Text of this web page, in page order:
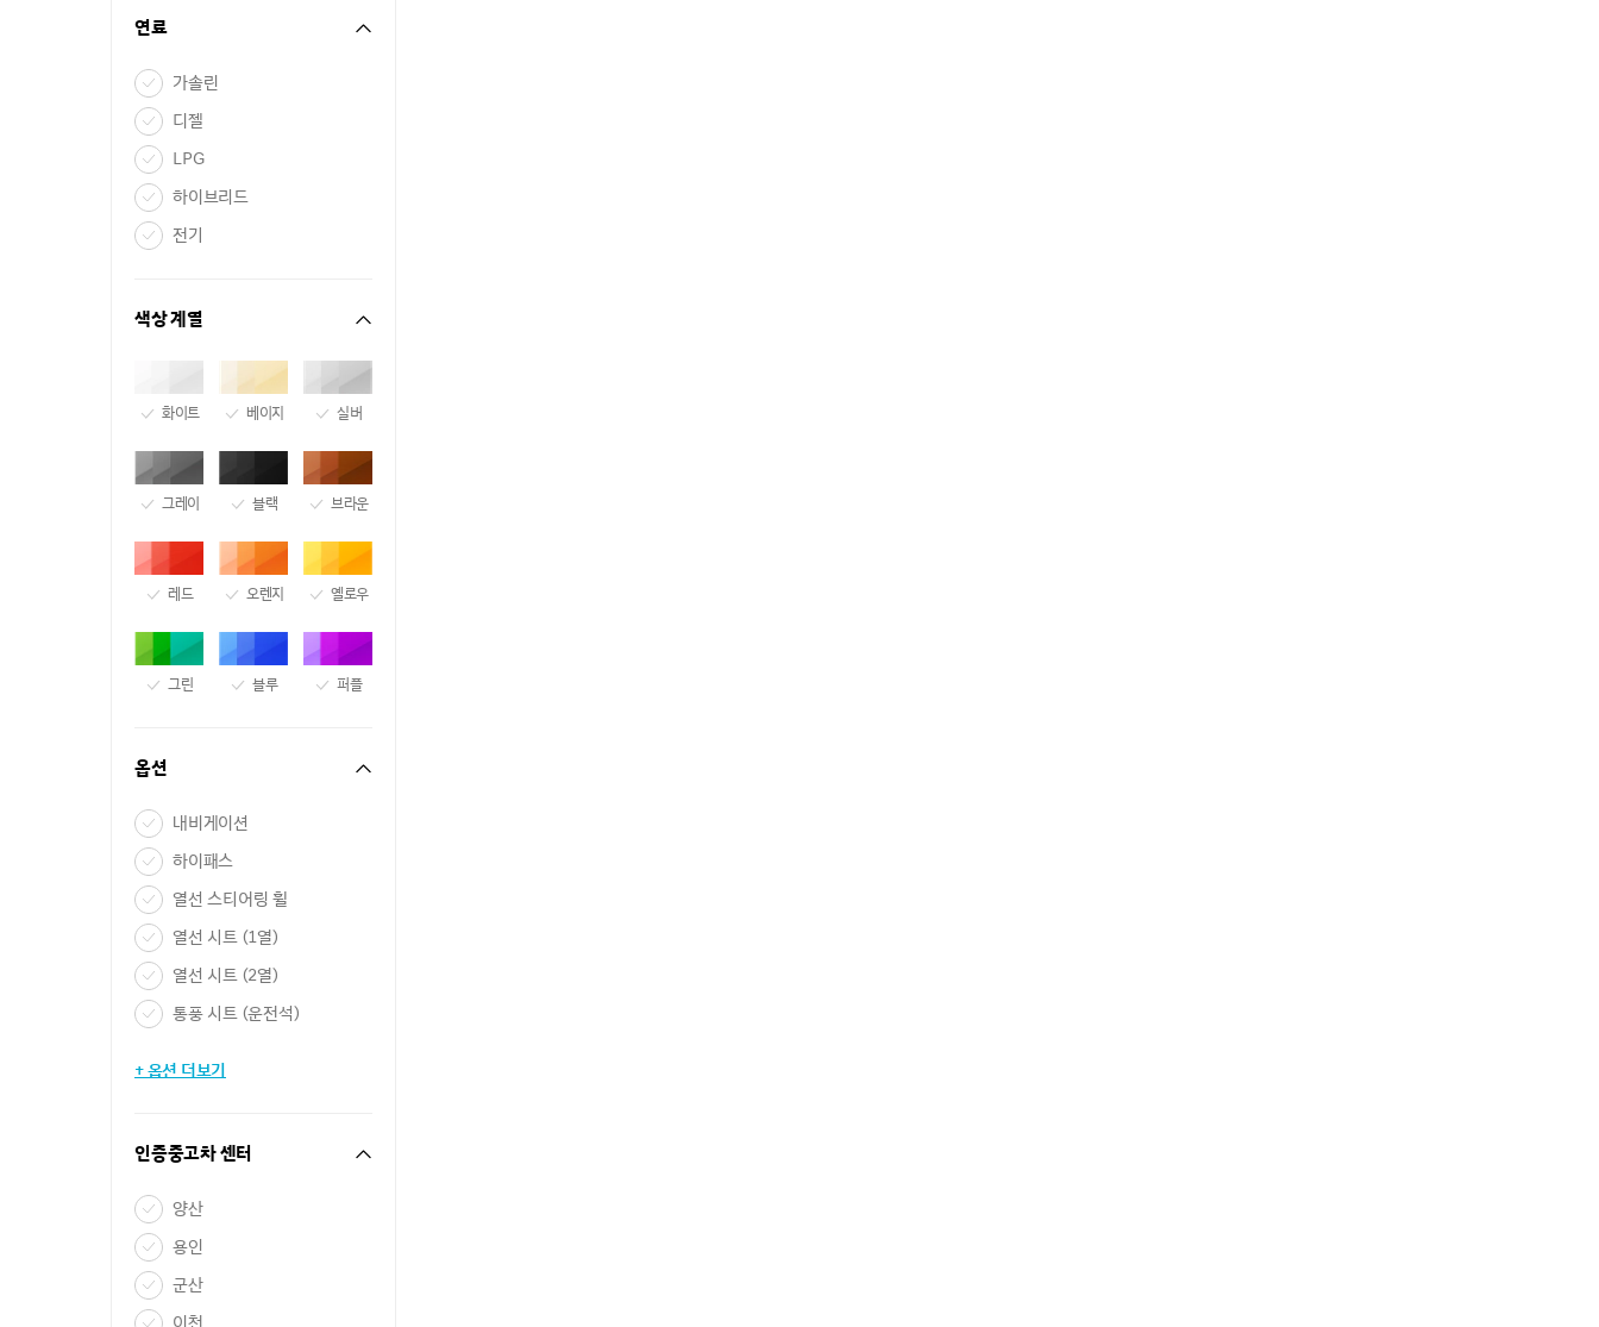
연료
가솔린
디젤
LPG
하이브리드
전기
색상 계열
화이트 베이지 실버
그레이 블랙 브라운
레드 오렌지 옐로우
그린 블루 퍼플
옵션
내비게이션
하이패스
열선 스티어링 휠
열선 시트 (1열)
열선 시트 (2열)
통풍 시트 (운전석)
+ 옵션 더보기
인증중고차 센터
양산
용인
군산
이천